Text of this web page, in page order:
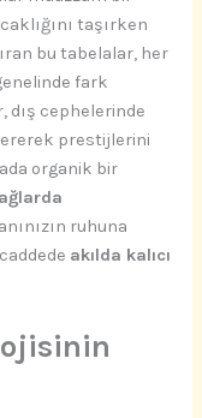
taşırken
bu tabelalar, her
fark
dış cephelerinde
prestijlerini
organik bir
ruhuna
akılda kalıcı